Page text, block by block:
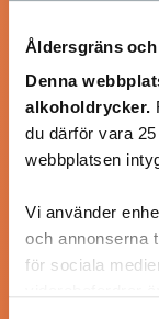
Åldersgräns
Denna
alkoholdrycker.
du därför vara
webbplatsen
Vi använder
och annonserna
för sociala